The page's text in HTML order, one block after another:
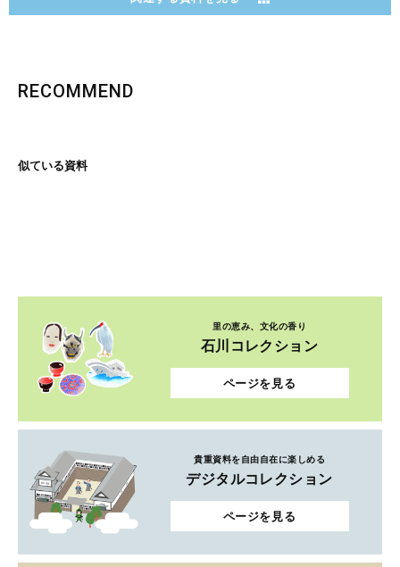
RECOMMEND
似ている資料
里の恵み、文化の香り
石川コレクション
ページを見る
貴重資料を自由自在に楽しめる
デジタルコレクション
ページを見る